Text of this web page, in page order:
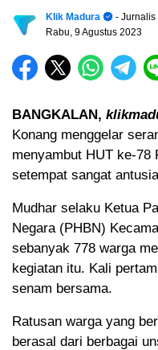
Klik Madura
- Jurnalis
Rabu, 9 Agustus 2023
BANGKALAN,
Konang menggelar
menyambut HUT ke-78
setempat sangat
Mudhar selaku Ketua
Negara (PHBN)
sebanyak 778 warga
kegiatan itu. Kali
senam bersama.
Ratusan warga yang
berasal dari berbagai